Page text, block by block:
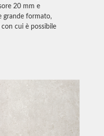
20 mm e
grande formato,
cui è possibile